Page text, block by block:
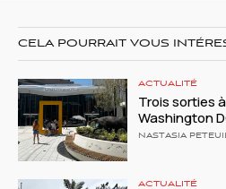
CELA POURRAIT VOUS
ACTUALITÉ
Trois sorties
Washington
NASTASIA
ACTUALITÉ